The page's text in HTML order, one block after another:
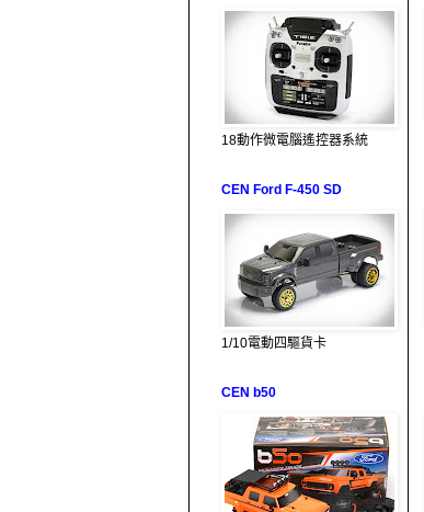
18動作微電腦遙控器系統
CEN Ford F-450 SD
1/10電動四驅貨卡
CEN b50